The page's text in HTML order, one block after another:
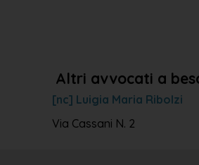
Altri avvocati a
[nc] Luigia Maria Ribolzi
Via Cassani N. 2